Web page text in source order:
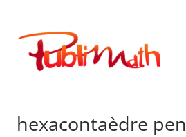
contenu
Publimath
hexacontaèdre